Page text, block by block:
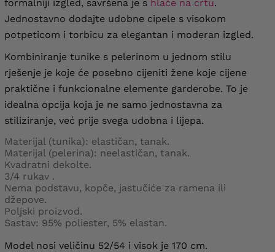
formalniji izgled, savršena je s hlače na crtu.
Jednostavno dodajte udobne cipele s visokom
potpeticom i torbicu za elegantan i moderan izgled.
Kombiniranje tunike s pelerinom u jednom stilu
rješenje je koje će posebno cijeniti žene koje cijene
praktične i funkcionalne elemente garderobe. To je
idealna opcija koja je ne samo jednostavna za
stiliziranje, već prije svega udobna i lijepa.
Materijal (tunika): elastičan, tanak.
Materijal (pelerina): neelastičan, tanak.
Kvadratni dekolte.
3/4 rukav .
Nema podstavu, kopče, jastučiće za ramena ili
džepove.
Poljski proizvod.
Sastav: 95% poliester, 5% elastan.
Model nosi veličinu 52/54 i visok je 170 cm.